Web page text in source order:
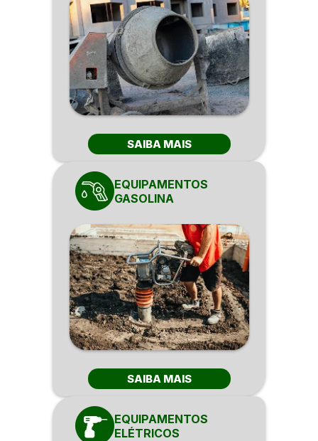
SAIBA MAIS
EQUIPAMENTOS
GASOLINA
SAIBA MAIS
EQUIPAMENTOS
ELÉTRICOS